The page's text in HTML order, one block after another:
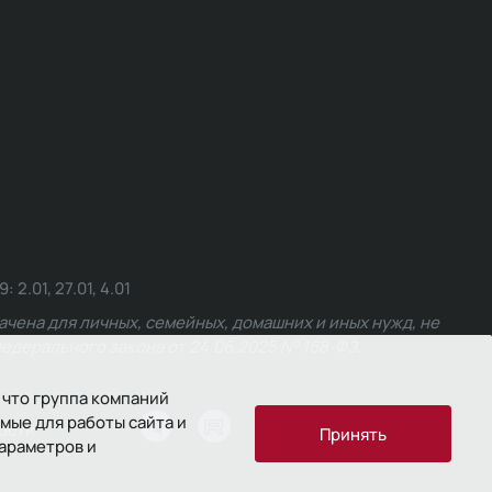
группа компаний
для работы сайта и
и
Принять
27.01, 4.01
для личных, семейных, домашних и иных нужд, не